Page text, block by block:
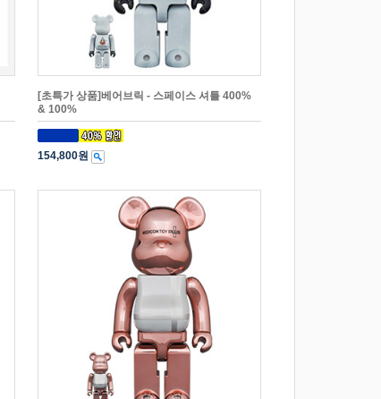
[초특가 상품]베어브릭 - 스페이스 셔틀 400%
& 100%
154,800원